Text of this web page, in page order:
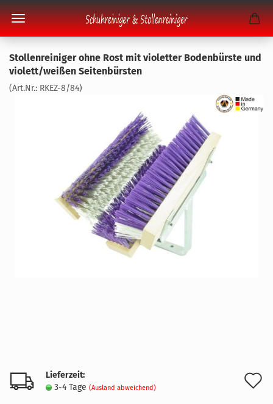
Stol­len­rei­ni­ger ohne Rost mit vio­let­ter Bo­den­bürs­te und
vio­lett/wei­ßen Sei­ten­bürs­ten
(Art.Nr.: RKEZ-​8/84)
Lieferzeit:
3-4 Tage (Ausland abweichend)